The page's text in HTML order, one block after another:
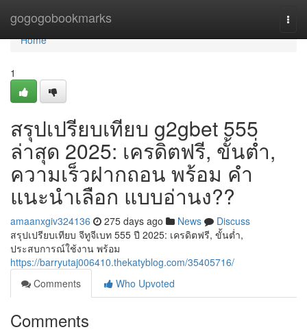
gogogobookmarks
Home
Home
1
สรุปเปรียบเทียบ g2gbet 555
ล่าสุด 2025: เครดิตฟรี, ขั้นต่ำ,
ความเร็วฝากถอน พร้อม คำ
แนะนำเลือก แบบอ่านง??
amaanxgiv324136 275 days ago News
Discuss
สรุปเปรียบเทียบ จีทูจีเบท 555 ปี 2025: เครดิตฟรี, ขั้นต่ำ,
ประสบการณ์ใช้งาน พร้อม
https://barryutaj006410.thekatyblog.com/35405716/
Comments
Who Upvoted
Comments